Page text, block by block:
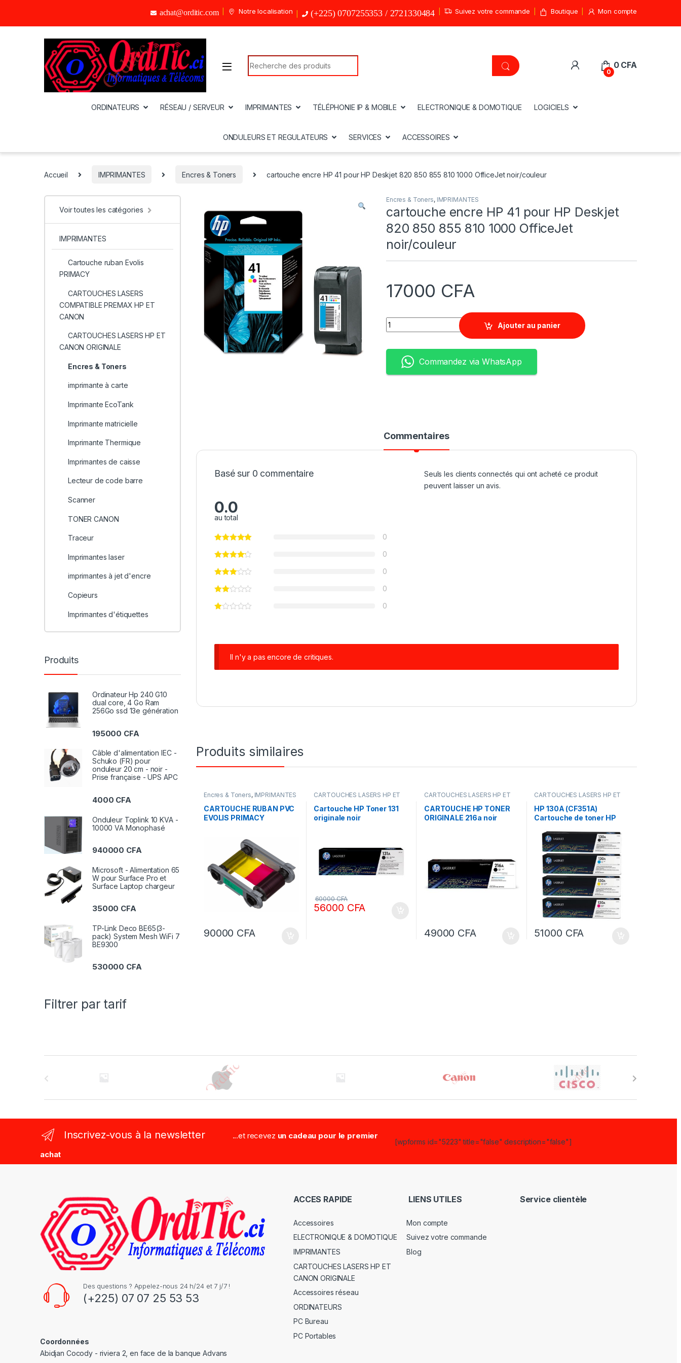
achat@orditic.com Notre localisation (+225) 0707255353 / 2721330484 Suivez votre commande Boutique Mon compte
Search for:
0
0 CFA
ORDINATEURS RÉSEAU / SERVEUR IMPRIMANTES TÉLÉPHONIE IP & MOBILE ELECTRONIQUE & DOMOTIQUE LOGICIELS
ONDULEURS ET REGULATEURS SERVICES ACCESSOIRES
Accueil IMPRIMANTES Encres & Toners cartouche encre HP 41 pour HP Deskjet 820 850 855 810 1000 OfficeJet noir/couleur
Encres & Toners, IMPRIMANTES
cartouche encre HP 41 pour HP Deskjet
820 850 855 810 1000 OfficeJet
noir/couleur
17000 CFA
Quantity
Ajouter au panier
Commandez via WhatsApp
Commentaires
Basé sur 0 commentaire
0.0
au total
0
0
0
0
0
Seuls les clients connectés qui ont acheté ce produit
peuvent laisser un avis.
Il n'y a pas encore de critiques.
Produits similaires
Encres & Toners, IMPRIMANTES
CARTOUCHE RUBAN PVC
EVOLIS PRIMACY
90000 CFA
CARTOUCHES LASERS HP ET
Toners,IMPRIMANTES
Cartouche HP Toner 131
originale noir
56000 CFA
60000CFA
CARTOUCHES LASERS HP ET
Toners,IMPRIMANTES
CARTOUCHE HP TONER
ORIGINALE 216a noir
49000 CFA
CARTOUCHES LASERS HP ET
Toners,IMPRIMANTES
HP 130A (CF351A)
Cartouche de toner HP
51000 CFA
Voir toutes les catégories
IMPRIMANTES
Cartouche ruban Evolis
PRIMACY
CARTOUCHES LASERS
COMPATIBLE PREMAX HP ET
CANON
CARTOUCHES LASERS HP ET
CANON ORIGINALE
Encres & Toners
imprimante à carte
Imprimante EcoTank
Imprimante matricielle
Imprimante Thermique
Imprimantes de caisse
Lecteur de code barre
Scanner
TONER CANON
Traceur
Imprimantes laser
imprimantes à jet d'encre
Copieurs
Imprimantes d'étiquettes
Produits
Ordinateur Hp 240 G10
dual core, 4 Go Ram
256Go ssd 13e génération
195000 CFA
Câble d'alimentation IEC -
Schuko (FR) pour
onduleur 20 cm - noir -
Prise française - UPS APC
4000 CFA
Onduleur Toplink 10 KVA -
10000 VA Monophasé
940000 CFA
Microsoft - Alimentation 65
W pour Surface Pro et
Surface Laptop chargeur
35000 CFA
TP-Link Deco BE65(3-
pack) System Mesh WiFi 7
BE9300
530000 CFA
Filtrer par tarif
s
Inscrivez-vous à la newsletter ...et recevez un cadeau pour le premier
achat
[wpforms id="5223" title="false" description="false"]
Des questions ? Appelez-nous 24 h/24 et 7 j/7 !
(+225) 07 07 25 53 53
Coordonnées
Abidjan Cocody - riviera 2, en face de la banque Advans
ACCES RAPIDE
Accessoires
ELECTRONIQUE & DOMOTIQUE
IMPRIMANTES
CARTOUCHES LASERS HP ET
CANON ORIGINALE
Accessoires réseau
ORDINATEURS
PC Bureau
PC Portables
LIENS UTILES
Mon compte
Suivez votre commande
Blog
Service clientèle